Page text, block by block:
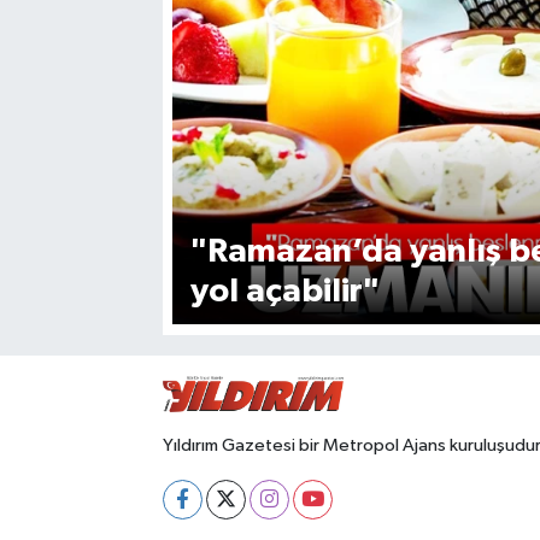
"Ramazan’da yanlış
yol açabilir"
Yıldırım Gazetesi bir Metropol Ajans